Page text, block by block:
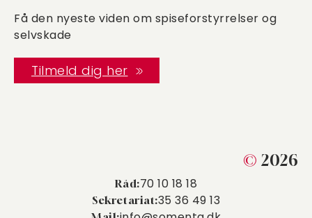
Få den nyeste viden om spiseforstyrrelser og
selvskade
Tilmeld dig her
© 2026
Råd:70 10 18 18
Sekretariat:35 36 49 13